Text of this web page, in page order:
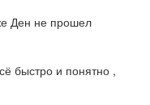
Ден не прошел
быстро и понятно ,